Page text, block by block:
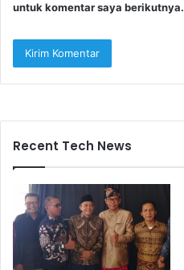
untuk komentar saya berikutnya.
Recent Tech News